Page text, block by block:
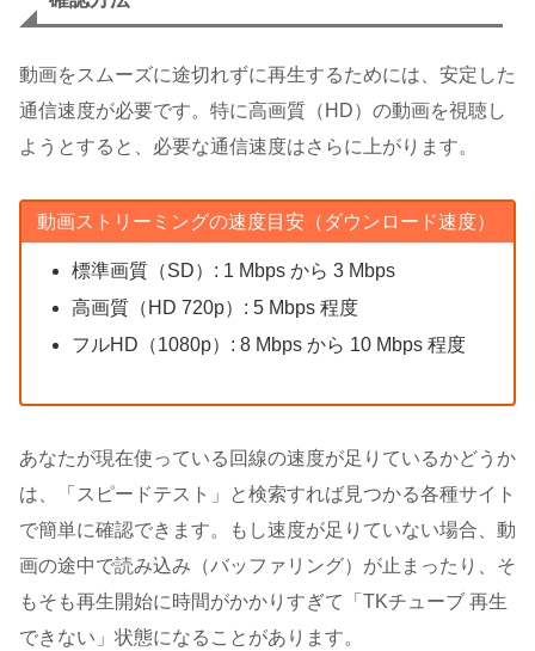
動画をスムーズに途切れずに再生するためには、安定した
通信速度が必要です。特に高画質（HD）の動画を視聴し
ようとすると、必要な通信速度はさらに上がります。
動画ストリーミングの速度目安（ダウンロード速度）
標準画質（SD）: 1 Mbps から 3 Mbps
高画質（HD 720p）: 5 Mbps 程度
フルHD（1080p）: 8 Mbps から 10 Mbps 程度
あなたが現在使っている回線の速度が足りているかどうか
は、「スピードテスト」と検索すれば見つかる各種サイト
で簡単に確認できます。もし速度が足りていない場合、動
画の途中で読み込み（バッファリング）が止まったり、そ
もそも再生開始に時間がかかりすぎて「TKチューブ 再生
できない」状態になることがあります。